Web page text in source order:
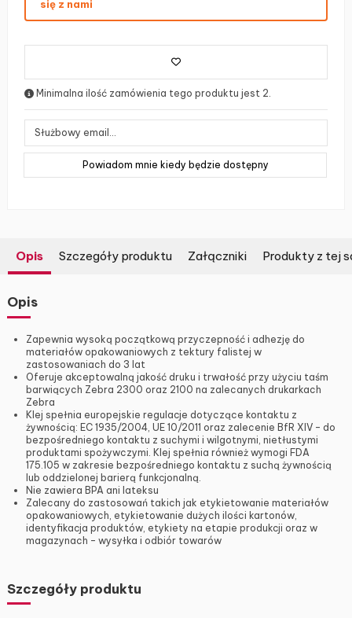
się z nami
Minimalna ilość zamówienia tego produktu jest 2.
Opis Szczegóły produktu Załączniki Produkty z tej
Opis
Zapewnia wysoką początkową przyczepność i adhezję do
materiałów opakowaniowych z tektury falistej w
zastosowaniach do 3 lat
Oferuje akceptowalną jakość druku i trwałość przy użyciu taśm
barwiących Zebra 2300 oraz 2100 na zalecanych drukarkach
Zebra
Klej spełnia europejskie regulacje dotyczące kontaktu z
żywnością: EC 1935/2004, UE 10/2011 oraz zalecenie BfR XIV – do
bezpośredniego kontaktu z suchymi i wilgotnymi, nietłustymi
produktami spożywczymi. Klej spełnia również wymogi FDA
175.105 w zakresie bezpośredniego kontaktu z suchą żywnością
lub oddzielonej barierą funkcjonalną.
Nie zawiera BPA ani lateksu
Zalecany do zastosowań takich jak etykietowanie materiałów
opakowaniowych, etykietowanie dużych ilości kartonów,
identyfikacja produktów, etykiety na etapie produkcji oraz w
magazynach – wysyłka i odbiór towarów
Szczegóły produktu